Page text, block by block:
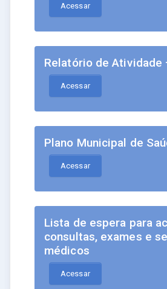
Acessar
Relatório de Atividade
Acessar
Plano Municipal de
Acessar
Lista de espera para
consultas, exames e
médicos
Acessar